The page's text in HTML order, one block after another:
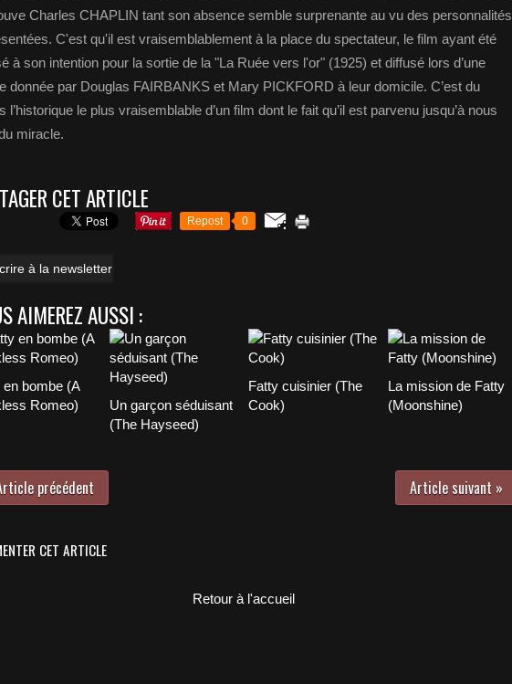
Charles CHAPLIN tant son absence semble surprenante au vu des personnalités
C'est qu'il est vraisemblablement à la place du spectateur, le film ayant été
à son intention pour la sortie de la "La Ruée vers l'or" (1925) et diffusé lors d’une
donnée par Douglas FAIRBANKS et Mary PICKFORD à leur domicile. C’est du
l’historique le plus vraisemblable d’un film dont le fait qu’il est parvenu jusqu’à nous
miracle.
CET ARTICLE
Repost 0
à la newsletter
AIMEREZ AUSSI :
en bombe (A
Romeo)
Un garçon séduisant
(The Hayseed)
Fatty cuisinier (The
Cook)
La mission de Fatty
(Moonshine)
précédent Article suivant »
CET ARTICLE
Retour à l'accueil